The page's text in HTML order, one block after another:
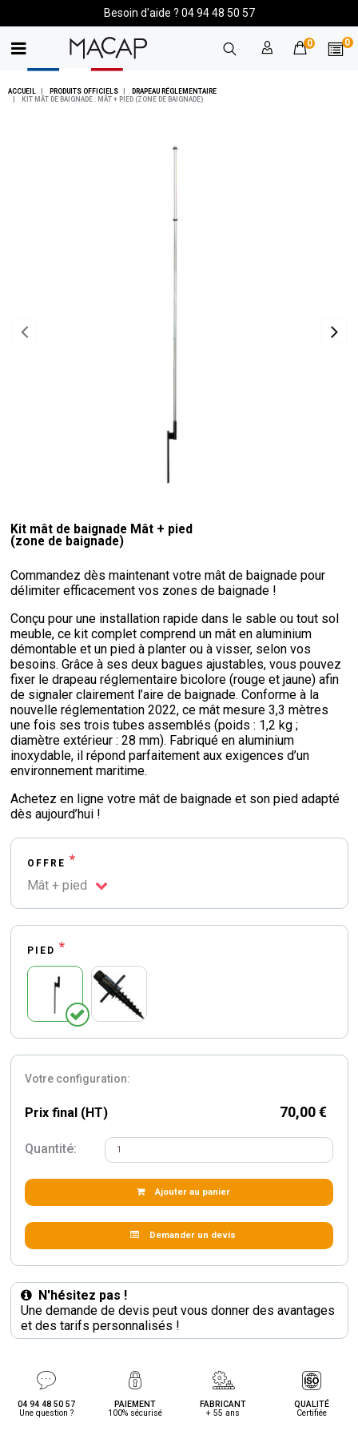
Besoin d'aide ? 04 94 48 50 57
0 0
ACCUEIL PRODUITS OFFICIELS
DRAPEAU RÉGLEMENTAIRE
KIT MÂT DE BAIGNADE : MÂT + PIED (ZONE DE BAIGNADE)
Kit mât de baignade Mât + pied
(zone de baignade)
Commandez dès maintenant votre mât de baignade pour
délimiter efficacement vos zones de baignade !
Conçu pour une installation rapide dans le sable ou tout sol
meuble, ce kit complet comprend un mât en aluminium
démontable et un pied à planter ou à visser, selon vos
besoins. Grâce à ses deux bagues ajustables, vous pouvez
fixer le drapeau réglementaire bicolore (rouge et jaune) afin
de signaler clairement l’aire de baignade. Conforme à la
nouvelle réglementation 2022, ce mât mesure 3,3 mètres
une fois ses trois tubes assemblés (poids : 1,2 kg ;
diamètre extérieur : 28 mm). Fabriqué en aluminium
inoxydable, il répond parfaitement aux exigences d’un
environnement maritime.
Achetez en ligne votre mât de baignade et son pied adapté
dès aujourd’hui !
OFFRE *
Mât + pied
PIED *
Votre configuration:
Prix final (HT) 70,00 €
Quantité:
Ajouter au panier
Demander un devis
N'hésitez pas !
Une demande de devis peut vous donner des avantages
et des tarifs personnalisés !
04 94 48 50 57
Une question ?
PAIEMENT
100% sécurisé
FABRICANT
+ 55 ans
QUALITÉ
Certifiée